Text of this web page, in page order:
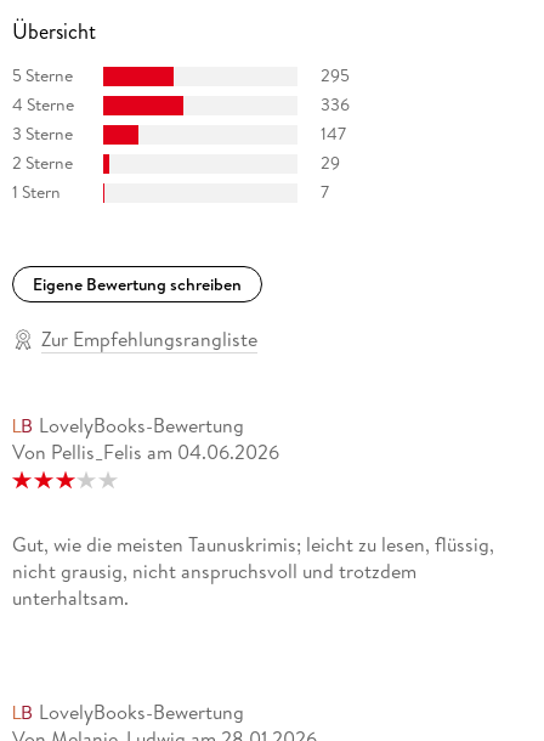
Übersicht
5 Sterne
295
4 Sterne
336
3 Sterne
147
2 Sterne
29
1 Stern
7
Eigene Bewertung schreiben
Zur Empfehlungsrangliste
LovelyBooks-Bewertung
Von Pellis_Felis am 04.06.2026
Gut, wie die meisten Taunuskrimis; leicht zu lesen, flüssig,
nicht grausig, nicht anspruchsvoll und trotzdem
unterhaltsam.
LovelyBooks-Bewertung